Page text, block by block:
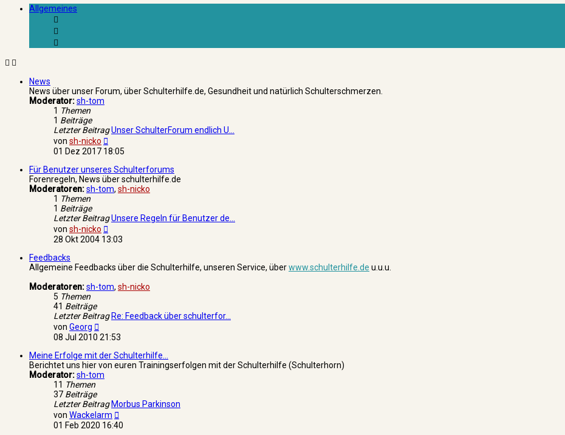
Allgemeines
News
News über unser Forum, über Schulterhilfe.de, Gesundheit und natürlich Schulterschmerzen.
Moderator:sh-tom
1 Themen
1 Beiträge
Letzter BeitragUnser SchulterForum endlich U…
von sh-nicko
Beitrag
01 Dez 2017 18:05
Für Benutzer unseres Schulterforums
Forenregeln, News über schulterhilfe.de
Moderatoren:sh-tom, sh-nicko
1 Themen
1 Beiträge
Letzter BeitragUnsere Regeln für Benutzer de…
von sh-nicko
Beitrag
28 Okt 2004 13:03
Feedbacks
Allgemeine Feedbacks über die Schulterhilfe, unseren Service, überwww.schulterhilfe.de u.u.u.
Moderatoren:sh-tom, sh-nicko
5 Themen
41 Beiträge
Letzter Beitrag Re: Feedback über schulterfor…
von Georg
Beitrag
08 Jul 2010 21:53
Meine Erfolge mit der Schulterhilfe...
Berichtet uns hier von euren Trainingserfolgen mit der Schulterhilfe (Schulterhorn)
Moderator:sh-tom
11 Themen
37 Beiträge
Letzter Beitrag Morbus Parkinson
von Wackelarm
Beitrag
01 Feb 2020 16:40